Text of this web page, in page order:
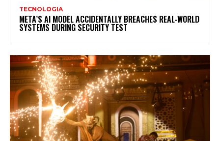
TECNOLOGIA
META’S AI MODEL ACCIDENTALLY BREACHES REAL-WORLD
SYSTEMS DURING SECURITY TEST